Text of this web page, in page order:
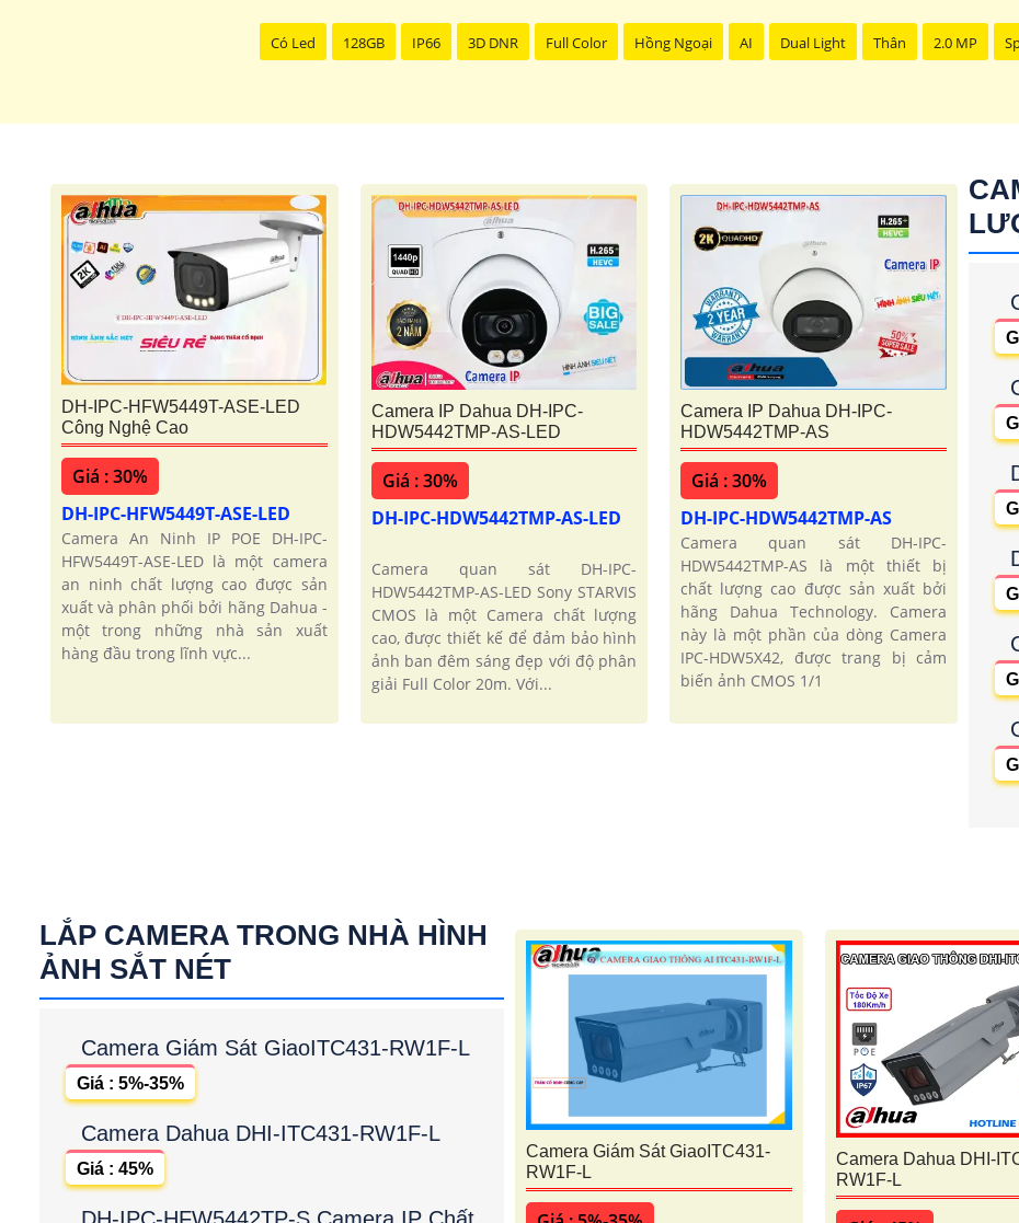
'
Có Led 128GB IP66 3D DNR Full Color Hồng Ngoại AI Dual Light Thân 2.0 MP
DH-IPC-HFW5449T-ASE-LED
Công Nghệ Cao
Giá : 30%
DH-IPC-HFW5449T-ASE-LED
Camera An Ninh IP POE DH-IPC-
HFW5449T-ASE-LED là một camera
an ninh chất lượng cao được sản
xuất và phân phối bởi hãng Dahua -
một trong những nhà sản xuất
hàng đầu trong lĩnh vực...
Camera IP Dahua DH-IPC-
HDW5442TMP-AS-LED
Giá : 30%
DH-IPC-HDW5442TMP-AS-LED
Camera quan sát DH-IPC-
HDW5442TMP-AS-LED Sony STARVIS
CMOS là một Camera chất lượng
cao, được thiết kế để đảm bảo hình
ảnh ban đêm sáng đẹp với độ phân
giải Full Color 20m. Với...
Camera IP Dahua DH-IPC-
HDW5442TMP-AS
Giá : 30%
DH-IPC-HDW5442TMP-AS
Camera quan sát DH-IPC-
HDW5442TMP-AS là một thiết bị
chất lượng cao được sản xuất bởi
hãng Dahua Technology. Camera
này là một phần của dòng Camera
IPC-HDW5X42, được trang bị cảm
biến ảnh CMOS 1/1
LẮP CAMERA TRONG NHÀ HÌNH
ẢNH SẮT NÉT
Camera Giám Sát GiaoITC431-RW1F-L
Giá : 5%-35%
Camera Dahua DHI-ITC431-RW1F-L
Giá : 45%
Camera Giám Sát GiaoITC431-
RW1F-L
Camera Dahua DHI-
RW1F-L